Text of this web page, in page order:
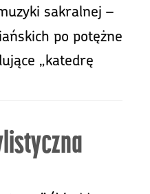
sakralnej –
po potężne
„katedrę